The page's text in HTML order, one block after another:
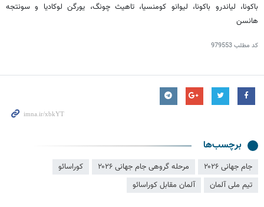
باکونا، لیاندرو باکونا، لیوانو کومنسیا، تاهیث چونگ، یورگن لوکادیا و سونتجه
هانسن
کد مطلب979553
برچسب‌ها
جام جهانی ۲۰۲۶ مرحله گروهی جام جهانی ۲۰۲۶
کوراسائو
تیم ملی آلمان
آلمان مقابل کوراسائو